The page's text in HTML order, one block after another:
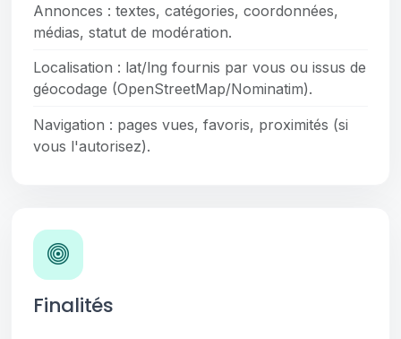
Annonces : textes, catégories, coordonnées,
médias, statut de modération.
Localisation : lat/lng fournis par vous ou issus de
géocodage (OpenStreetMap/Nominatim).
Navigation : pages vues, favoris, proximités (si
vous l'autorisez).
Finalités